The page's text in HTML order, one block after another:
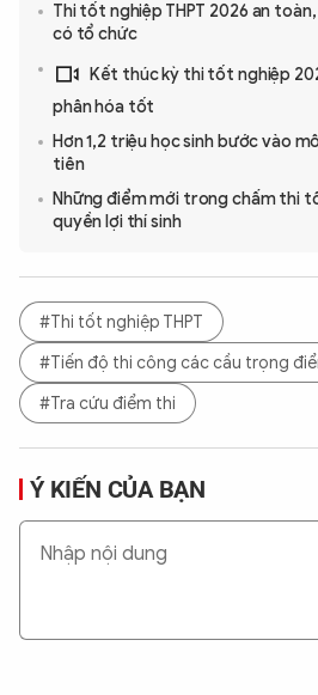
Thi tốt nghiệp THPT 2026 an
có tổ chức
Kết thúc kỳ thi tốt nghiệp
phân hóa tốt
Hơn 1,2 triệu học sinh bước vào
tiên
Những điểm mới trong chấm thi
quyền lợi thí sinh
#Thi tốt nghiệp THPT
#Tiến độ thi công các cầu trọng
#Tra cứu điểm thi
Ý KIẾN CỦA BẠN